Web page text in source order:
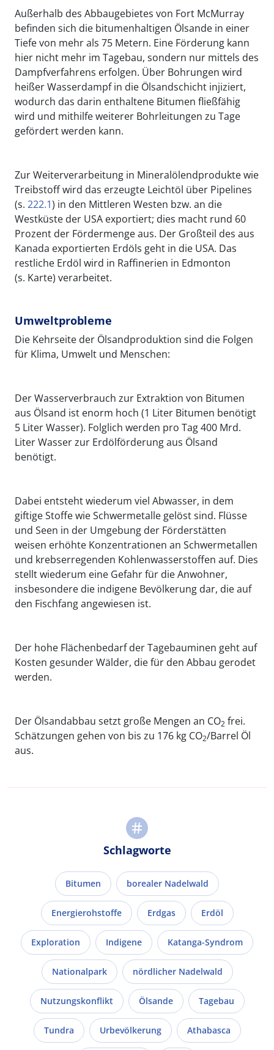
Außerhalb des Abbaugebietes von Fort McMurray
befinden sich die bitumenhaltigen Ölsande in einer
Tiefe von mehr als 75 Metern. Eine Förderung kann
hier nicht mehr im Tagebau, sondern nur mittels des
Dampfverfahrens erfolgen. Über Bohrungen wird
heißer Wasserdampf in die Ölsandschicht injiziert,
wodurch das darin enthaltene Bitumen fließfähig
wird und mithilfe weiterer Bohrleitungen zu Tage
gefördert werden kann.
Zur Weiterverarbeitung in Mineralölendprodukte wie
Treibstoff wird das erzeugte Leichtöl über Pipelines
(s. 222.1) in den Mittleren Westen bzw. an die
Westküste der USA exportiert; dies macht rund 60
Prozent der Fördermenge aus. Der Großteil des aus
Kanada exportierten Erdöls geht in die USA. Das
restliche Erdöl wird in Raffinerien in Edmonton
(s. Karte) verarbeitet.
Umweltprobleme
Die Kehrseite der Ölsandproduktion sind die Folgen
für Klima, Umwelt und Menschen:
Der Wasserverbrauch zur Extraktion von Bitumen
aus Ölsand ist enorm hoch (1 Liter Bitumen benötigt
5 Liter Wasser). Folglich werden pro Tag 400 Mrd.
Liter Wasser zur Erdölförderung aus Ölsand
benötigt.
Dabei entsteht wiederum viel Abwasser, in dem
giftige Stoffe wie Schwermetalle gelöst sind. Flüsse
und Seen in der Umgebung der Förderstätten
weisen erhöhte Konzentrationen an Schwermetallen
und krebserregenden Kohlenwasserstoffen auf. Dies
stellt wiederum eine Gefahr für die Anwohner,
insbesondere die indigene Bevölkerung dar, die auf
den Fischfang angewiesen ist.
Der hohe Flächenbedarf der Tagebauminen geht auf
Kosten gesunder Wälder, die für den Abbau gerodet
werden.
Der Ölsandabbau setzt große Mengen an CO2 frei.
Schätzungen gehen von bis zu 176 kg CO2/Barrel Öl
aus.
Schlagworte
Bitumen borealer Nadelwald
Energierohstoffe Erdgas Erdöl
Exploration Indigene Katanga-Syndrom
Nationalpark nördlicher Nadelwald
Nutzungskonflikt Ölsande Tagebau
Tundra Urbevölkerung Athabasca